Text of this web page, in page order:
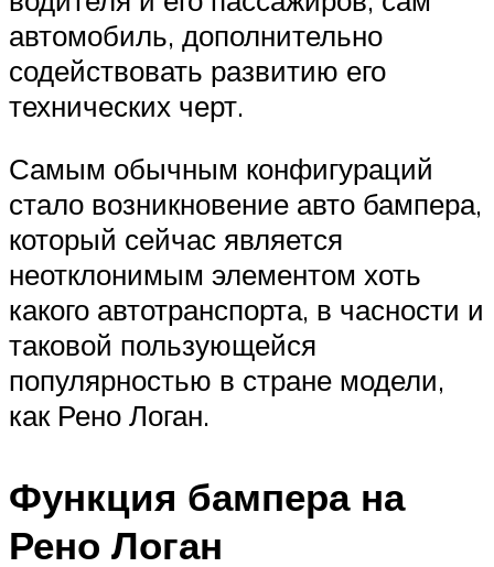
автомобиль, дополнительно
содействовать развитию его
технических черт.
Самым обычным конфигураций
стало возникновение авто бампера,
который сейчас является
неотклонимым элементом хоть
какого автотранспорта, в часности и
таковой пользующейся
популярностью в стране модели,
как Рено Логан.
Функция бампера на
Рено Логан